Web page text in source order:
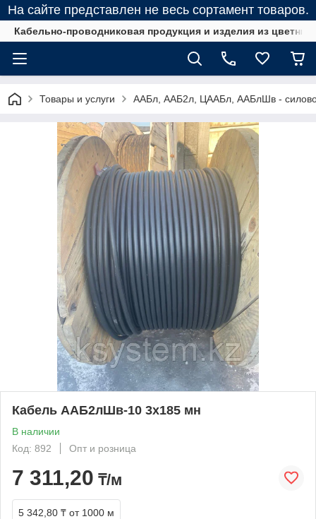
На сайте представлен не весь сортамент товаров.
Кабельно-проводниковая продукция и изделия из
Товары и услуги ААБл, ААБ2л, ЦААБл, ААБлШв -
Кабель ААБ2лШв-10 3х185 мн
В наличии
Код: 892
Опт и розница
7 311,20 ₸/м
5 342,80 ₸ от 1000 м